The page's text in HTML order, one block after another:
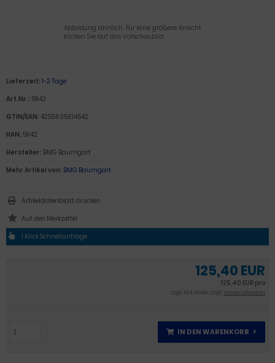
Abbildung ähnlich. Für eine größere Ansicht
klicken Sie auf das Vorschaubild
125,40 EUR
125,40 EUR pro
zzgl. 19 % MwSt. zzgl.Versandkosten
IN DEN WARENKORB
Lieferzeit: 1-2 Tage
Art.Nr.: 5942
GTIN/EAN: 4255635614542
HAN: 5942
Hersteller: BMG Baumgart
Mehr Artikel von: BMG Baumgart
Artikeldatenblatt drucken
1 Klick Schnellanfrage